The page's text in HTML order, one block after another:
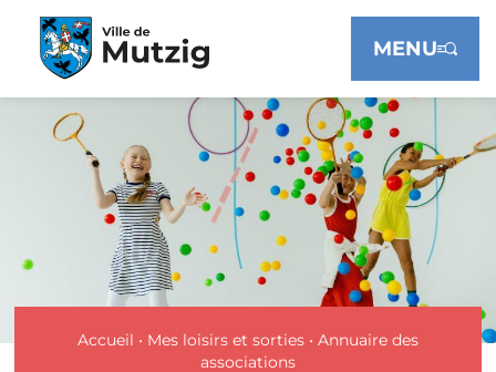
MENU
Accueil • Mes loisirs et sorties • Annuaire des
associations
Panneau de gestion des cookies